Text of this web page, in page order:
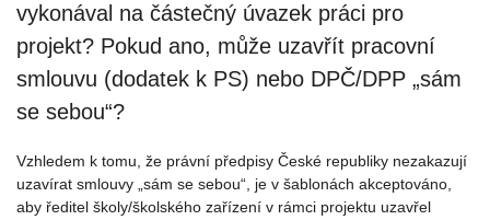
vykonával na částečný úvazek práci pro
projekt? Pokud ano, může uzavřít pracovní
smlouvu (dodatek k PS) nebo DPČ/DPP „sám
se sebou“?
Vzhledem k tomu, že právní předpisy České republiky nezakazují
uzavírat smlouvy „sám se sebou“, je v šablonách akceptováno,
aby ředitel školy/školského zařízení v rámci projektu uzavřel